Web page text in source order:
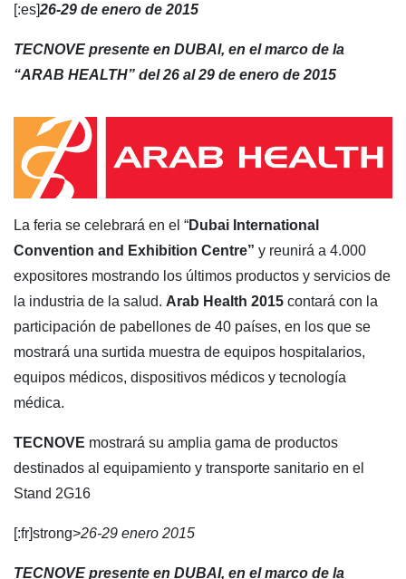
[:es]26-29 de enero de 2015
TECNOVE presente en DUBAI, en el marco de la
“ARAB HEALTH” del 26 al 29 de enero de 2015
La feria se celebrará en el “Dubai International
Convention and Exhibition Centre” y reunirá a 4.000
expositores mostrando los últimos productos y servicios de
la industria de la salud. Arab Health 2015 contará con la
participación de pabellones de 40 países, en los que se
mostrará una surtida muestra de equipos hospitalarios,
equipos médicos, dispositivos médicos y tecnología
médica.
TECNOVE mostrará su amplia gama de productos
destinados al equipamiento y transporte sanitario en el
Stand 2G16
[:fr]strong>26-29 enero 2015
TECNOVE presente en DUBAI, en el marco de la